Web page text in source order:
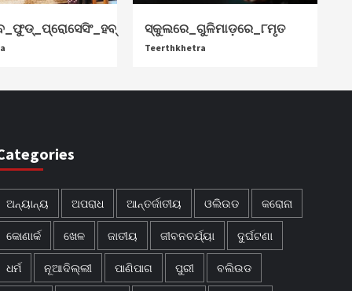
ସ୍କୁଲରେ_ଗୁଳିମାଡ଼ରେ_୮ମୃତ
Teerthkhetra
ଅନ୍ୟାନ୍ୟ ଅପରାଧ ଆନ୍ତର୍ଜାତୀୟ ଓଲିଉଡ କରୋନା
କୋଣାର୍କ ଖେଳ ଜାତୀୟ ଜୀବନଚର୍ଯ୍ୟା ଦୁର୍ଘଟଣା
ଧର୍ମ ନୂଆଦିଲ୍ଲୀ ପାଣିପାଗ ପୁରୀ ବଲିଉଡ